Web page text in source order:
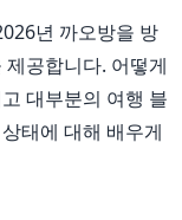
년 까오방을 방
공합니다. 어떻게
대부분의 여행 블
태에 대해 배우게